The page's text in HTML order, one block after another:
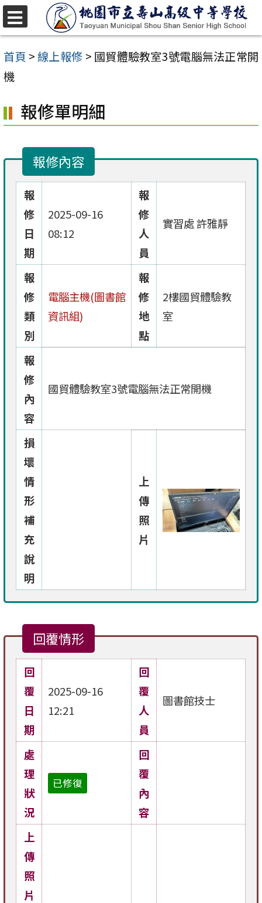
跳
至
主
要
容
區
首頁 >線上報修 > 國貿體驗教室3號電腦無法正常開
機
報修單明細
報修內容
報
修
日
期
2025-09-16
08:12
報
修
人
員
實習處 許雅靜
報
修
類
別
電腦主機(圖書館
資訊組)
報
修
地
點
2樓國貿體驗教
室
報
修
內
容
國貿體驗教室3號電腦無法正常開機
損
壞
情
形
補
充
說
明
上
傳
照
片
回覆情形
回
覆
日
期
2025-09-16
12:21
回
覆
人
員
圖書館技士
處
理
狀
況
已修復
回
覆
內
容
上
傳
照
片
選
單